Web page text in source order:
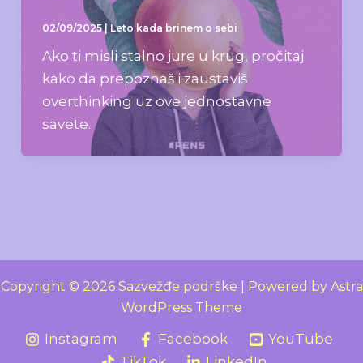
02/09/2025 Leto kada brinem o sebi
Ako ti misli stalno jure u krug, pročitaj
kako da prepoznaš i zaustaviš
overthinking uz ove jednostavne
savete.
Copyright © 2026 Sazvežđe podrške | Powered by Astra
WordPress Theme
Instagram Facebook
YouTube